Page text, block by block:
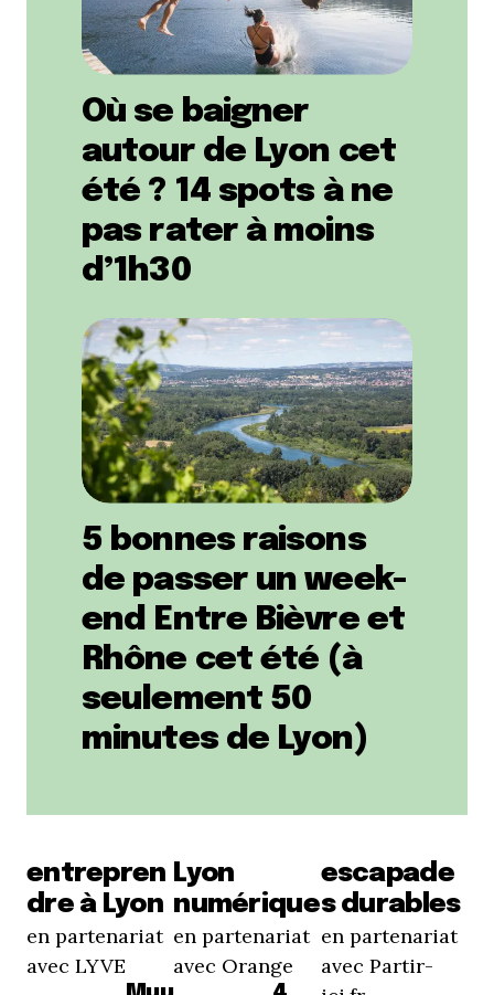
Où se baigner
autour de Lyon cet
été ? 14 spots à ne
pas rater à moins
d’1h30
5 bonnes raisons
de passer un week-
end Entre Bièvre et
Rhône cet été (à
seulement 50
minutes de Lyon)
entrepren
dre à Lyon
en partenariat
avec LYVE
Lyon
numérique
en partenariat
avec Orange
escapade
s durables
en partenariat
avec Partir-